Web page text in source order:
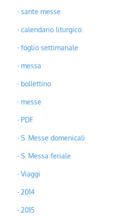
sante messe
calendario liturgico
foglio settimanale
messa
bollettino
messe
PDF
S. Messe domenicali
S. Messa feriale
Viaggi
2014
2015